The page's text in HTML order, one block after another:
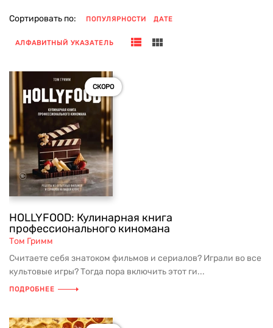
Сортировать по: ПОПУЛЯРНОСТИ ДАТЕ
АЛФАВИТНЫЙ УКАЗАТЕЛЬ
СКОРО
HOLLYFOOD: Кулинарная книга
профессионального киномана
Том Гримм
Считаете себя знатоком фильмов и сериалов? Играли во все
культовые игры? Тогда пора включить этот ги...
ПОДРОБНЕЕ